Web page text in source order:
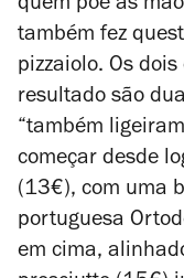
quem põe as
também fez
pizzaiolo. Os
resultado são
“também
começar desde
(13€), com uma
portuguesa
em cima,